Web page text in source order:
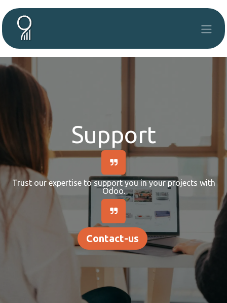
Support
Trust our expertise to support you in your projects with
Odoo.
Contact​​-us